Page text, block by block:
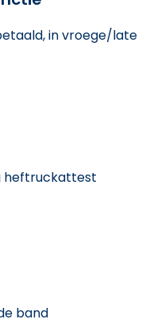
in vroege/late
heftruckattest
band